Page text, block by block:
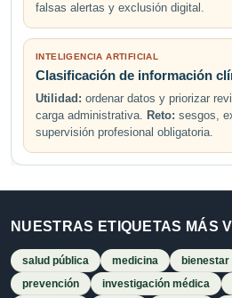
falsas alertas y exclusión digital.
INTELIGENCIA ARTIFICIAL
Clasificación de información
Utilidad: ordenar datos y priorizar
carga administrativa. Reto: sesgos,
supervisión profesional obligatoria.
NUESTRAS ETIQUETAS MÁS
salud pública medicina bienestar
prevención
investigación médica